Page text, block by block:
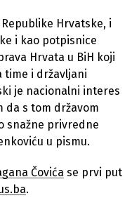
Hrvatske, i
i kao potpisnice
Hrvata u BiH koji
time i državljani
je nacionalni interes
da s tom državom
snažne privredne
u pismu.
Čovića se prvi put
.